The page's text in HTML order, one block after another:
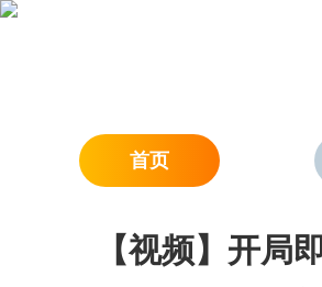
首页
【视频】开局